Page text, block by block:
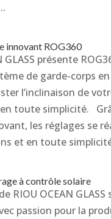
innovant ROG360
GLASS présente
de garde-corps
l’inclinaison de
toute simplicité.
les réglages se
et en toute
à contrôle solaire
RIOU OCEAN GLASS
passion pour la